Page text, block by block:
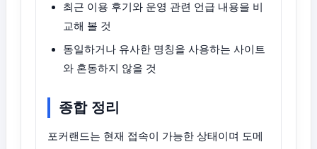
최근 이용 후기와 운영 관련 언급 내용을 비
교해 볼 것
동일하거나 유사한 명칭을 사용하는 사이트
와 혼동하지 않을 것
종합 정리
포커랜드는 현재 접속이 가능한 상태이며 도메